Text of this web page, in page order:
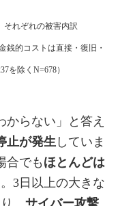
それぞれの被害内訳
銭的コストは直接・復旧・
を除くN=678）
からない」と答え
止が発生 していま
合でも ほとんどは
3日以上の大きな